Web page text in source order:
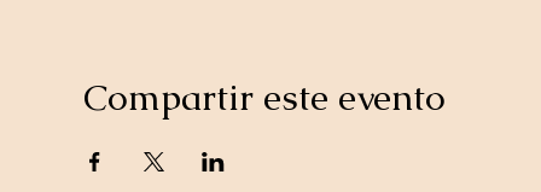
Compartir este evento